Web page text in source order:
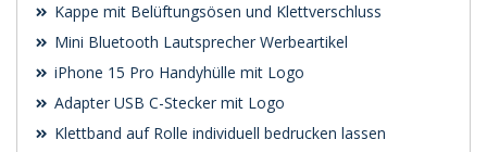
Kappe mit Belüftungsösen und Klettverschluss
Mini Bluetooth Lautsprecher Werbeartikel
iPhone 15 Pro Handyhülle mit Logo
Adapter USB C-Stecker mit Logo
Klettband auf Rolle individuell bedrucken lassen